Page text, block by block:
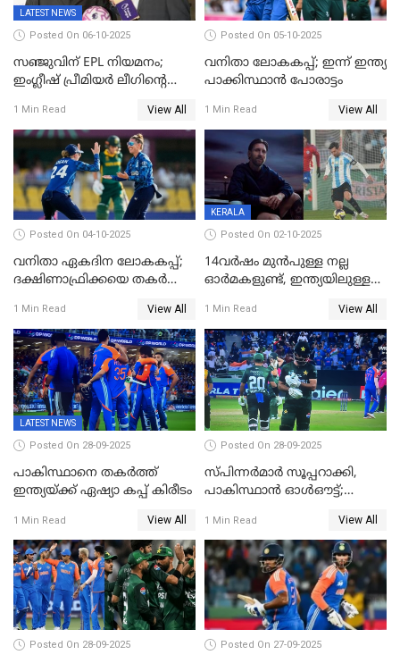
LATEST NEWS
Posted On 06-10-2025
സഞ്ജുവിന് EPL നിയമനം;
ഇംഗ്ലീഷ് പ്രീമിയര്‍ ലീഗിന്‍റെ
അംബാസഡര്‍
1 Min Read View All
Posted On 05-10-2025
വനിതാ ലോകകപ്പ്; ഇന്ന് ഇന്ത്യ
പാക്കിസ്ഥാന്‍ പോരാട്ടം
1 Min Read View All
Posted On 04-10-2025
വനിതാ ഏകദിന ലോകകപ്പ്;
ദക്ഷിണാഫ്രിക്കയെ തകർത്ത്
1 Min Read View All
KERALA
Posted On 02-10-2025
14വർഷം മുൻപുള്ള നല്ല
ഓർമകളുണ്ട്, ഇന്ത്യയിലുള്ള
കാത്തിരിക്കുന്നു; വരവ്
സ്ഥിരീകരിച്ച് മെസി
1 Min Read View All
LATEST NEWS
Posted On 28-09-2025
പാകിസ്ഥാനെ തകർത്ത്
ഇന്ത്യയ്ക്ക് ഏഷ്യാ കപ്പ് കിരീടം
1 Min Read View All
Posted On 28-09-2025
സ്പിന്നർമാർ സൂപ്പറാക്കി,
പാകിസ്ഥാൻ ഓൾഔട്ട്;
വിജയലക്ഷ്യം, കുൽദീപിന് 4
വിക്കറ്റ്
1 Min Read View All
Posted On 28-09-2025 Posted On 27-09-2025